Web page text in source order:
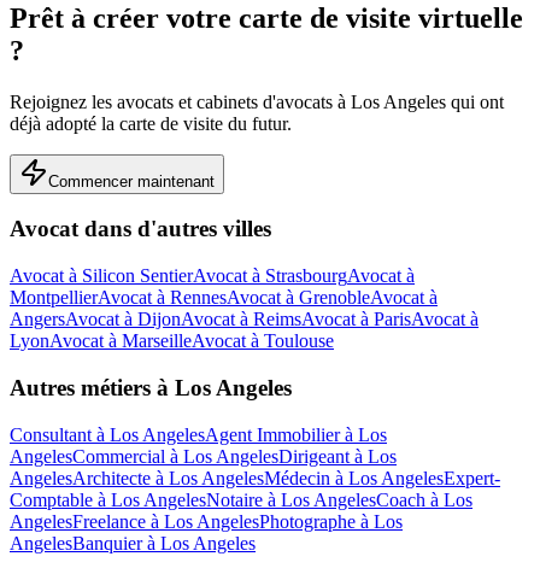
Prêt à créer votre carte de visite virtuelle
?
Rejoignez les avocats et cabinets d'avocats à Los Angeles qui ont
déjà adopté la carte de visite du futur.
Commencer maintenant
Avocatdans d'autres villes
Avocat à Silicon SentierAvocat à StrasbourgAvocat à
MontpellierAvocat à RennesAvocat à GrenobleAvocat à
AngersAvocat à DijonAvocat à ReimsAvocat à ParisAvocat à
LyonAvocat à MarseilleAvocat à Toulouse
Autres métiers à Los Angeles
Consultant à Los AngelesAgent Immobilierà Los
AngelesCommercial à Los AngelesDirigeant à Los
AngelesArchitecte à Los AngelesMédecin à Los AngelesExpert-
Comptable à Los AngelesNotaire à Los AngelesCoach à Los
AngelesFreelance à Los AngelesPhotographe à Los
AngelesBanquierà Los Angeles